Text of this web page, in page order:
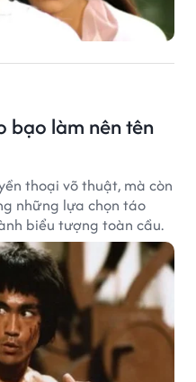
bạo làm nên tên
thoại võ thuật, mà còn
những lựa chọn táo
biểu tượng toàn cầu.